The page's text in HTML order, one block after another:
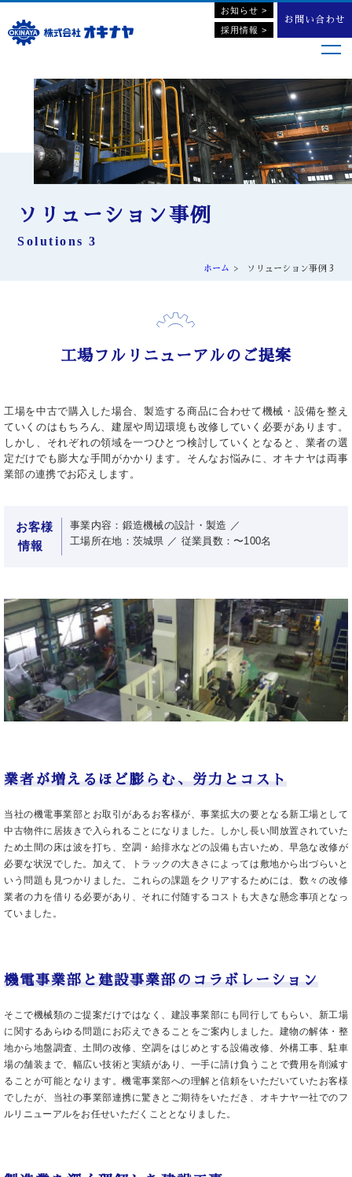
お知らせ >
採用情報 >
お問い合わせ
ソリューション事例
Solutions 3
ホーム ソリューション事例 3
工場フルリニューアルのご提案
工場を中古で購入した場合、製造する商品に合わせて機械・設備を整え
ていくのはもちろん、建屋や周辺環境も改修していく必要があります。
しかし、それぞれの領域を一つひとつ検討していくとなると、業者の選
定だけでも膨大な手間がかかります。そんなお悩みに、オキナヤは両事
業部の連携でお応えします。
お客様
情報
事業内容：鍛造機械の設計・製造 ／
工場所在地：茨城県 ／ 従業員数：〜100名
業者が増えるほど膨らむ、労力とコスト
当社の機電事業部とお取引があるお客様が、事業拡大の要となる新工場として
中古物件に居抜きで入られることになりました。しかし長い間放置されていた
ため土間の床は波を打ち、空調・給排水などの設備も古いため、早急な改修が
必要な状況でした。加えて、トラックの大きさによっては敷地から出づらいと
いう問題も見つかりました。これらの課題をクリアするためには、数々の改修
業者の力を借りる必要があり、それに付随するコストも大きな懸念事項となっ
ていました。
機電事業部と建設事業部のコラボレーション
そこで機械類のご提案だけではなく、建設事業部にも同行してもらい、新工場
に関するあらゆる問題にお応えできることをご案内しました。建物の解体・整
地から地盤調査、土間の改修、空調をはじめとする設備改修、外構工事、駐車
場の舗装まで、幅広い技術と実績があり、一手に請け負うことで費用を削減す
ることが可能となります。機電事業部への理解と信頼をいただいていたお客様
でしたが、当社の事業部連携に驚きとご期待をいただき、オキナヤ一社でのフ
ルリニューアルをお任せいただくこととなりました。